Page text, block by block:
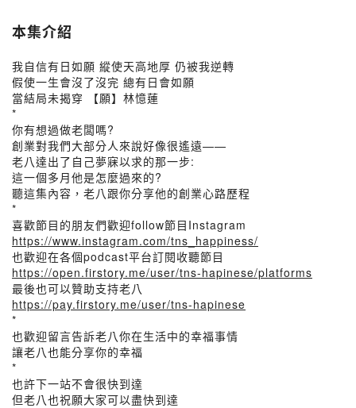
本集介紹
我自信有日如願 縱使天高地厚 仍被我逆轉
假使一生會沒了沒完 總有日會如願
當結局未揭穿 【願】林憶蓮
*
你有想過做老闆嗎?
創業對我們大部分人來說好像很遙遠——
老八達出了自己夢寐以求的那一步:
這一個多月他是怎麼過來的?
聽這集內容，老八跟你分享他的創業心路歷程
*
喜歡節目的朋友們歡迎follow節目Instagram
https://www.instagram.com/tns_happiness/
也歡迎在各個podcast平台訂閱收聽節目
https://open.firstory.me/user/tns-hapinese/platforms
最後也可以贊助支持老八
https://pay.firstory.me/user/tns-hapinese
*
也歡迎留言告訴老八你在生活中的幸福事情
讓老八也能分享你的幸福
*
也許下一站不會很快到達
但老八也祝願大家可以盡快到達